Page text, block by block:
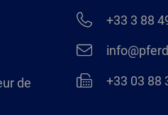
de
+33 3 88
+33 03 88